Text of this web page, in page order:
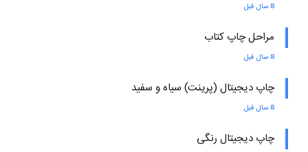
8 سال قبل
مراحل چاپ کتاب
8 سال قبل
چاپ دیجیتال (پرینت) سیاه و سفید
8 سال قبل
چاپ دیجیتال رنگی